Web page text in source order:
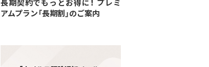
長期契約でもっとお得に！ プレミ
アムプラン「長期割」のご案内